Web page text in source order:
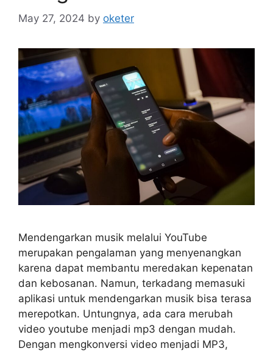
May 27, 2024 by oketer
Mendengarkan musik melalui YouTube
merupakan pengalaman yang menyenangkan
karena dapat membantu meredakan kepenatan
dan kebosanan. Namun, terkadang memasuki
aplikasi untuk mendengarkan musik bisa terasa
merepotkan. Untungnya, ada cara merubah
video youtube menjadi mp3 dengan mudah.
Dengan mengkonversi video menjadi MP3,